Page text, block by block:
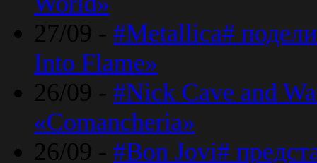
27/09 - #Metallica#
Into Flame»
26/09 - #Nick Cave and
«Comancheria»
26/09 - #Bon Jovi#